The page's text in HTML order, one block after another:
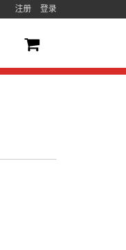
注册 登录